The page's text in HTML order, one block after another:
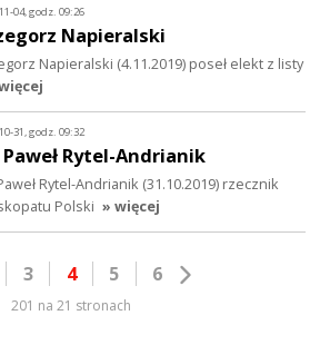
04, godz. 09:26
Napieralski
Napieralski (4.11.2019) poseł elekt z listy
31, godz. 09:32
Paweł Rytel-Andrianik
Rytel-Andrianik (31.10.2019) rzecznik
Polski » więcej
3 4 5 6
201 na 21 stronach